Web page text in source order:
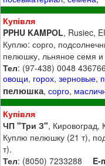
Купівля
PPHU KAMPOL, Rusiec,
Куплю: сорго,
пелюшку, льняное семя и
Тел: (97-438) 0048
овощи, горох,зерновые,
пелюшка,сорго,
Купівля
ЧП "Три З", Кировоград,
Куплю пелюшку (21 т),
т).
Тел: (8050) 7233288 E-